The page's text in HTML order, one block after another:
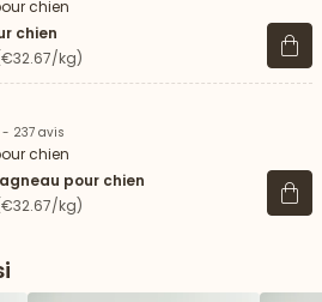
chien
chien
kg) Voir
237 avis
chien
pour chien
kg) Voir